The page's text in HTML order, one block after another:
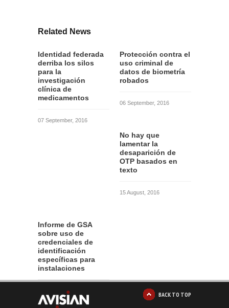
Related News
Identidad federada
derriba los silos
para la
investigación
clínica de
medicamentos
07 September, 2016
Protección contra el
uso criminal de
datos de biometría
robados
06 September, 2016
No hay que
lamentar la
desaparición de
OTP basados en
texto
15 August, 2016
Informe de GSA
sobre uso de
credenciales de
identificación
específicas para
instalaciones
12 August, 2016 BACK TO TOP